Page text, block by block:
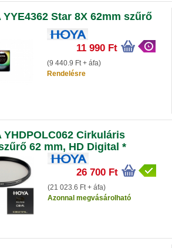
YYE4362 Star 8X 62mm szűrő
11 990 Ft
(9 440.9 Ft + áfa)
Rendelésre
YHDPOLC062 Cirkuláris
62 mm, HD Digital *
26 700 Ft
(21 023.6 Ft + áfa)
Azonnal megvásárolható